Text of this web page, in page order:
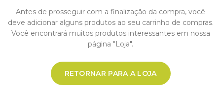
Antes de prosseguir com a finalização da compra, você
deve adicionar alguns produtos ao seu carrinho de compras.
Você encontrará muitos produtos interessantes em nossa
página "Loja".
RETORNAR PARA A LOJA